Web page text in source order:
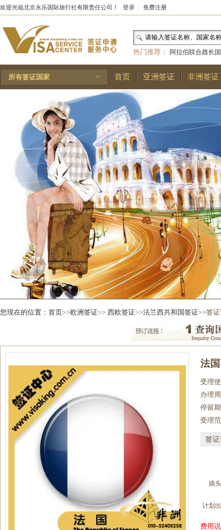
欢迎光临北京永乐国际旅行社有限责任公司！ 登录 免费注册
热门推荐：
阿拉伯联合酋长国
和国|布基纳法索|巴勒斯坦
林王国|安道尔公国|
所有签证国家 首页 亚洲签证 非洲签证
您现在的位置： 首页>>欧洲签证>> 西欧签证>>法兰西共和国签证>>签
法
受理
办理
停留
受理
签
插
计划
费用